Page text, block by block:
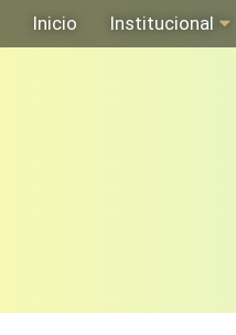
Inicio Institucional